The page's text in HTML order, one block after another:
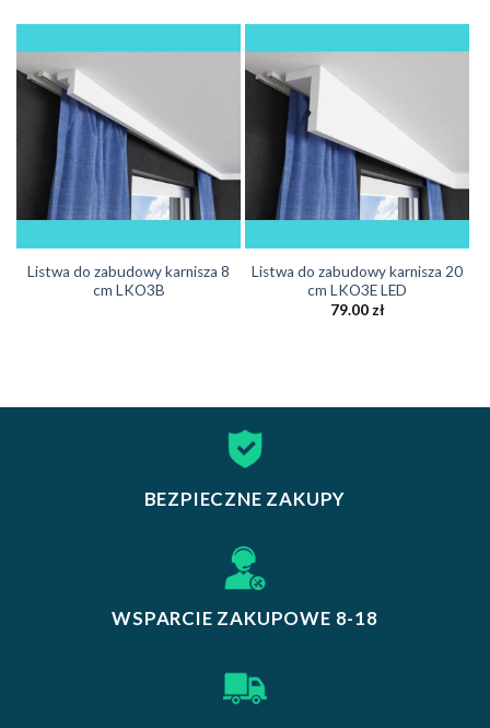
Listwa do zabudowy karnisza 8
cm LKO3B
Listwa do zabudowy karnisza 20
cm LKO3E LED
79.00 zł
BEZPIECZNE ZAKUPY
WSPARCIE ZAKUPOWE 8-18